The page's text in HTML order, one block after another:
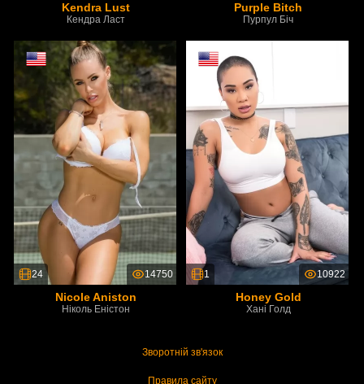
Kendra Lust
Кендра Ласт
Purple Bitch
Пурпул Біч
24 14750
Nicole Aniston
Ніколь Еністон
1 10922
Honey Gold
Хані Голд
Зворотній зв'язок
Правила сайту